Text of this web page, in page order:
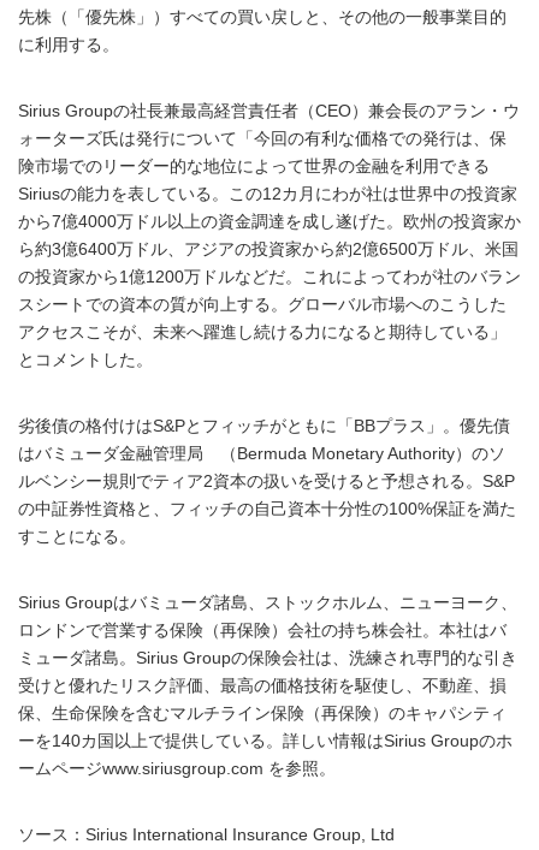
先株（「優先株」）すべての買い戻しと、その他の一般事業目的
に利用する。
Sirius Groupの社長兼最高経営責任者（CEO）兼会長のアラン・ウ
ォーターズ氏は発行について「今回の有利な価格での発行は、保
険市場でのリーダー的な地位によって世界の金融を利用できる
Siriusの能力を表している。この12カ月にわが社は世界中の投資家
から7億4000万ドル以上の資金調達を成し遂げた。欧州の投資家か
ら約3億6400万ドル、アジアの投資家から約2億6500万ドル、米国
の投資家から1億1200万ドルなどだ。これによってわが社のバラン
スシートでの資本の質が向上する。グローバル市場へのこうした
アクセスこそが、未来へ躍進し続ける力になると期待している」
とコメントした。
劣後債の格付けはS&Pとフィッチがともに「BBプラス」。優先債
はバミューダ金融管理局 （Bermuda Monetary Authority）のソ
ルベンシー規則でティア2資本の扱いを受けると予想される。S&P
の中証券性資格と、フィッチの自己資本十分性の100%保証を満た
すことになる。
Sirius Groupはバミューダ諸島、ストックホルム、ニューヨーク、
ロンドンで営業する保険（再保険）会社の持ち株会社。本社はバ
ミューダ諸島。Sirius Groupの保険会社は、洗練され専門的な引き
受けと優れたリスク評価、最高の価格技術を駆使し、不動産、損
保、生命保険を含むマルチライン保険（再保険）のキャパシティ
ーを140カ国以上で提供している。詳しい情報はSirius Groupのホ
ームページwww.siriusgroup.com を参照。
ソース：Sirius International Insurance Group, Ltd